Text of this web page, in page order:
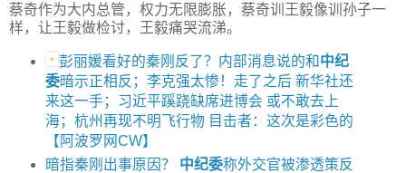
蔡奇作为大内总管，权力无限膨胀，蔡奇训王毅像训孙子一
样，让王毅做检讨，王毅痛哭流涕。
彭丽媛看好的秦刚反了？内部消息说的和 中纪
委暗示正相反；李克强太惨！走了之后 新华社还
来这一手；习近平蹊跷缺席进博会 或不敢去上
海；杭州再现不明飞行物 目击者：这次是彩色的
【阿波罗网CW】
暗指秦刚出事原因？ 中纪委称外交官被渗透策反